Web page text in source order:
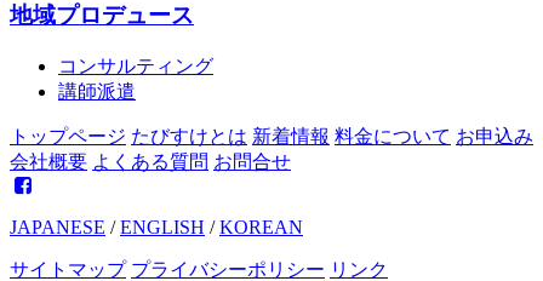
地域プロデュース
コンサルティング
講師派遣
トップページ たびすけとは 新着情報 料金について お申込み
会社概要 よくある質問 お問合せ
JAPANESE /ENGLISH /KOREAN
サイトマップ プライバシーポリシー リンク